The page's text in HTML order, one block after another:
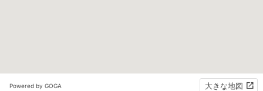
Powered by GOGA 大きな地図